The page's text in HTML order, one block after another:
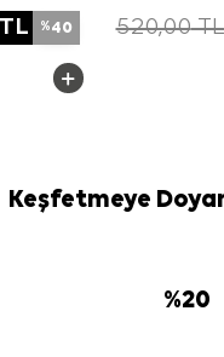
%40 520,00TL
Keşfetmeye
%20